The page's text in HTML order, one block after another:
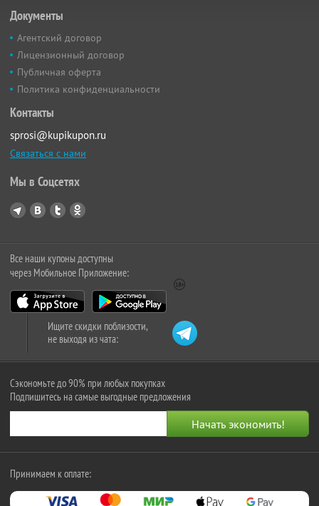
Документы
Агентский договор
Лицензионный договор
Публичная оферта
Политика конфиденциальности
Контакты
sprosi@kupikupon.ru
Связаться с нами
Мы в Соцсетях
Все наши купоны доступны
через Мобильное Приложение:
Ищите скидки поблизости,
не выходя из чата:
Сэкономьте до 90% при любых покупках
Подпишитесь на самые выгодные предложения
Принимаем к оплате: